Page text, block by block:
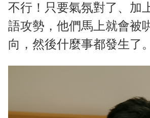
不行！只要氣氛對了、加
語攻勢，他們馬上就會被
向，然後什麼事都發生了。